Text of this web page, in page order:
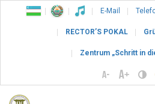
E-Mail
RECTOR’S POKAL
Zentrum „Schritt in